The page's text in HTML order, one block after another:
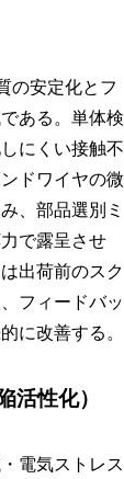
の安定化とフ
ある。単体検
にくい接触不
ドワイヤの微
、部品選別ミ
で露呈させ
出荷前のスク
フィードバッ
に改善する。
活性化）
電気ストレス